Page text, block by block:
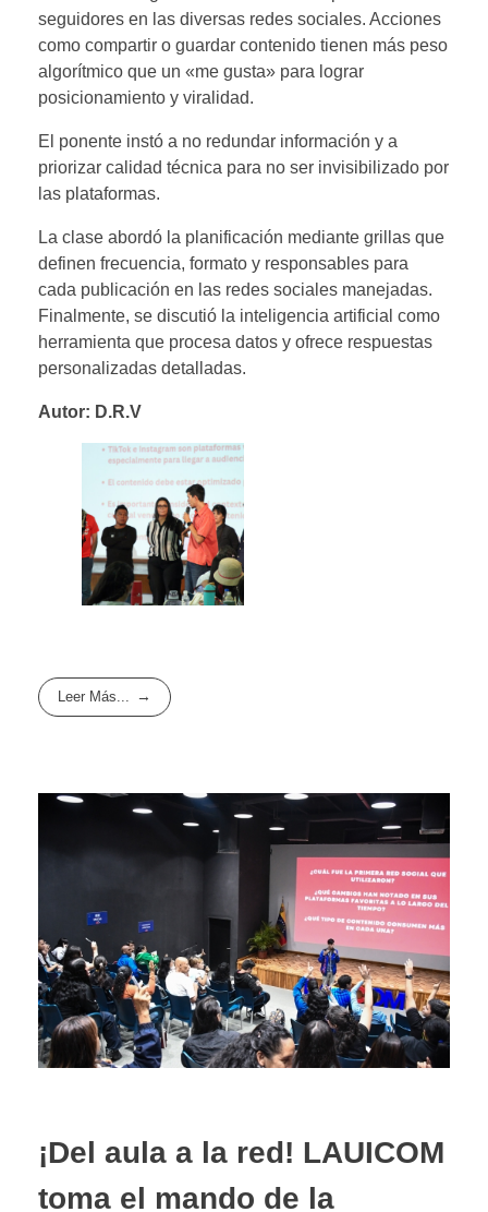
seguidores en las diversas redes sociales. Acciones
como compartir o guardar contenido tienen más peso
algorítmico que un «me gusta» para lograr
posicionamiento y viralidad.
El ponente instó a no redundar información y a
priorizar calidad técnica para no ser invisibilizado por
las plataformas.
La clase abordó la planificación mediante grillas que
definen frecuencia, formato y responsables para
cada publicación en las redes sociales manejadas.
Finalmente, se discutió la inteligencia artificial como
herramienta que procesa datos y ofrece respuestas
personalizadas detalladas.
Autor: D.R.V
Leer Más...
¡Del aula a la red! LAUICOM
toma el mando de la